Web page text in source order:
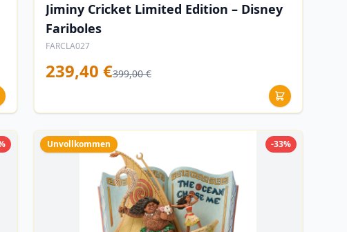
Jiminy Cricket Limited Edition – Disney
Fariboles
FARCLA027
239,40 €399,00 €
Unvollkommen -33%